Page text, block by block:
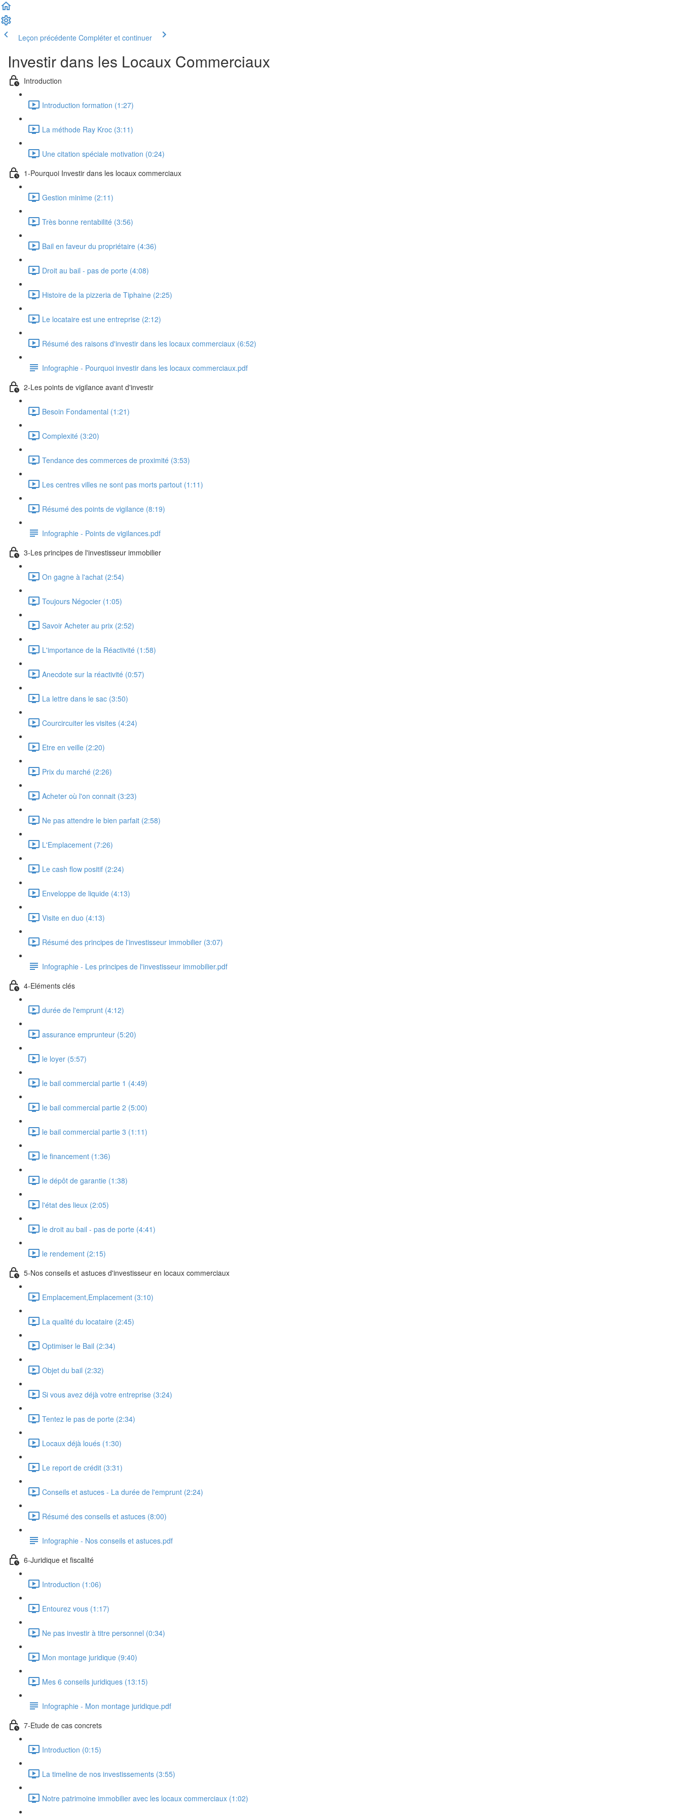
Leçon précédente Compléter et continuer
Investir dans les Locaux Commerciaux
Introduction
Introduction formation (1:27)
La méthode Ray Kroc (3:11)
Une citation spéciale motivation (0:24)
1-Pourquoi Investir dans les locaux commerciaux
Gestion minime (2:11)
Très bonne rentabilité (3:56)
Bail en faveur du propriétaire (4:36)
Droit au bail - pas de porte (4:08)
Histoire de la pizzeria de Tiphaine (2:25)
Le locataire est une entreprise (2:12)
Résumé des raisons d'investir dans les locaux commerciaux (6:52)
Infographie - Pourquoi investir dans les locaux commerciaux.pdf
2-Les points de vigilance avant d'investir
Besoin Fondamental (1:21)
Complexité (3:20)
Tendance des commerces de proximité (3:53)
Les centres villes ne sont pas morts partout (1:11)
Résumé des points de vigilance (8:19)
Infographie - Points de vigilances.pdf
3-Les principes de l'investisseur immobilier
On gagne à l'achat (2:54)
Toujours Négocier (1:05)
Savoir Acheter au prix (2:52)
L'importance de la Réactivité (1:58)
Anecdote sur la réactivité (0:57)
La lettre dans le sac (3:50)
Courcircuiter les visites (4:24)
Etre en veille (2:20)
Prix du marché (2:26)
Acheter où l'on connait (3:23)
Ne pas attendre le bien parfait (2:58)
L'Emplacement (7:26)
Le cash flow positif (2:24)
Enveloppe de liquide (4:13)
Visite en duo (4:13)
Résumé des principes de l'investisseur immobilier (3:07)
Infographie - Les principes de l'investisseur immobilier.pdf
4-Eléments clés
durée de l'emprunt (4:12)
assurance emprunteur (5:20)
le loyer (5:57)
le bail commercial partie 1 (4:49)
le bail commercial partie 2 (5:00)
le bail commercial partie 3 (1:11)
le financement (1:36)
le dépôt de garantie (1:38)
l'état des lieux (2:05)
le droit au bail - pas de porte (4:41)
le rendement (2:15)
5-Nos conseils et astuces d'investisseur en locaux commerciaux
Emplacement,Emplacement (3:10)
La qualité du locataire (2:45)
Optimiser le Bail (2:34)
Objet du bail (2:32)
Si vous avez déjà votre entreprise (3:24)
Tentez le pas de porte (2:34)
Locaux déjà loués (1:30)
Le report de crédit (3:31)
Conseils et astuces - La durée de l'emprunt (2:24)
Résumé des conseils et astuces (8:00)
Infographie - Nos conseils et astuces.pdf
6-Juridique et fiscalité
Introduction (1:06)
Entourez vous (1:17)
Ne pas investir à titre personnel (0:34)
Mon montage juridique (9:40)
Mes 6 conseils juridiques (13:15)
Infographie - Mon montage juridique.pdf
7-Etude de cas concrets
Introduction (0:15)
La timeline de nos investissements (3:55)
Notre patrimoine immobilier avec les locaux commerciaux (1:02)